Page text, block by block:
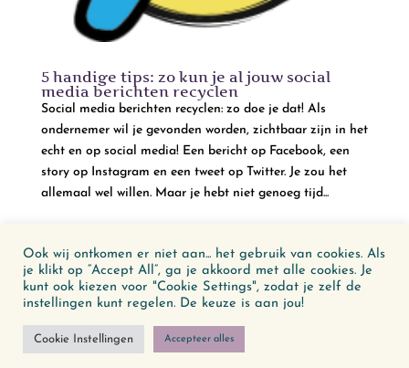
5 handige tips: zo kun je al jouw social
media berichten recyclen
Social media berichten recyclen: zo doe je dat! Als
ondernemer wil je gevonden worden, zichtbaar zijn in het
echt en op social media! Een bericht op Facebook, een
story op Instagram en een tweet op Twitter. Je zou het
allemaal wel willen. Maar je hebt niet genoeg tijd...
« Vorige Pagina
© Vooral Tekst 2026
Verhalen met een hartslag, woorden die kloppen
Ook wij ontkomen er niet aan... het gebruik van cookies. Als
je klikt op “Accept All”, ga je akkoord met alle cookies. Je
kunt ook kiezen voor "Cookie Settings", zodat je zelf de
instellingen kunt regelen. De keuze is aan jou!
Cookie Instellingen Accepteer alles